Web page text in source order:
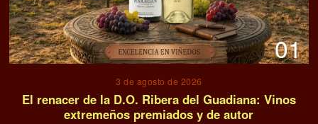
01
3 de agosto de 2026
El renacer de la D.O. Ribera del Guadiana: Vinos
extremeños premiados y de autor